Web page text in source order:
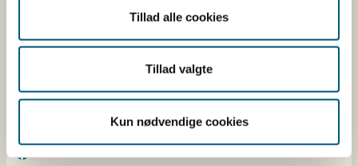
Tillad alle cookies
Tillad valgte
Kun nødvendige cookies
Fredag: 9-12
Følg os